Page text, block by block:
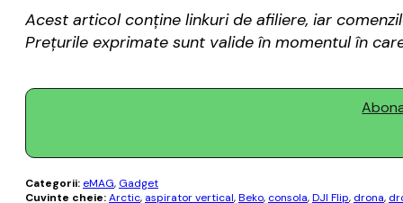
Acest articol conține linkuri de afiliere, iar
Prețurile exprimate sunt valide în momentul în
Categorii: eMAG, Gadget
Cuvinte cheie:Arctic, aspirator vertical,Beko, consola,DJI Flip, drona,